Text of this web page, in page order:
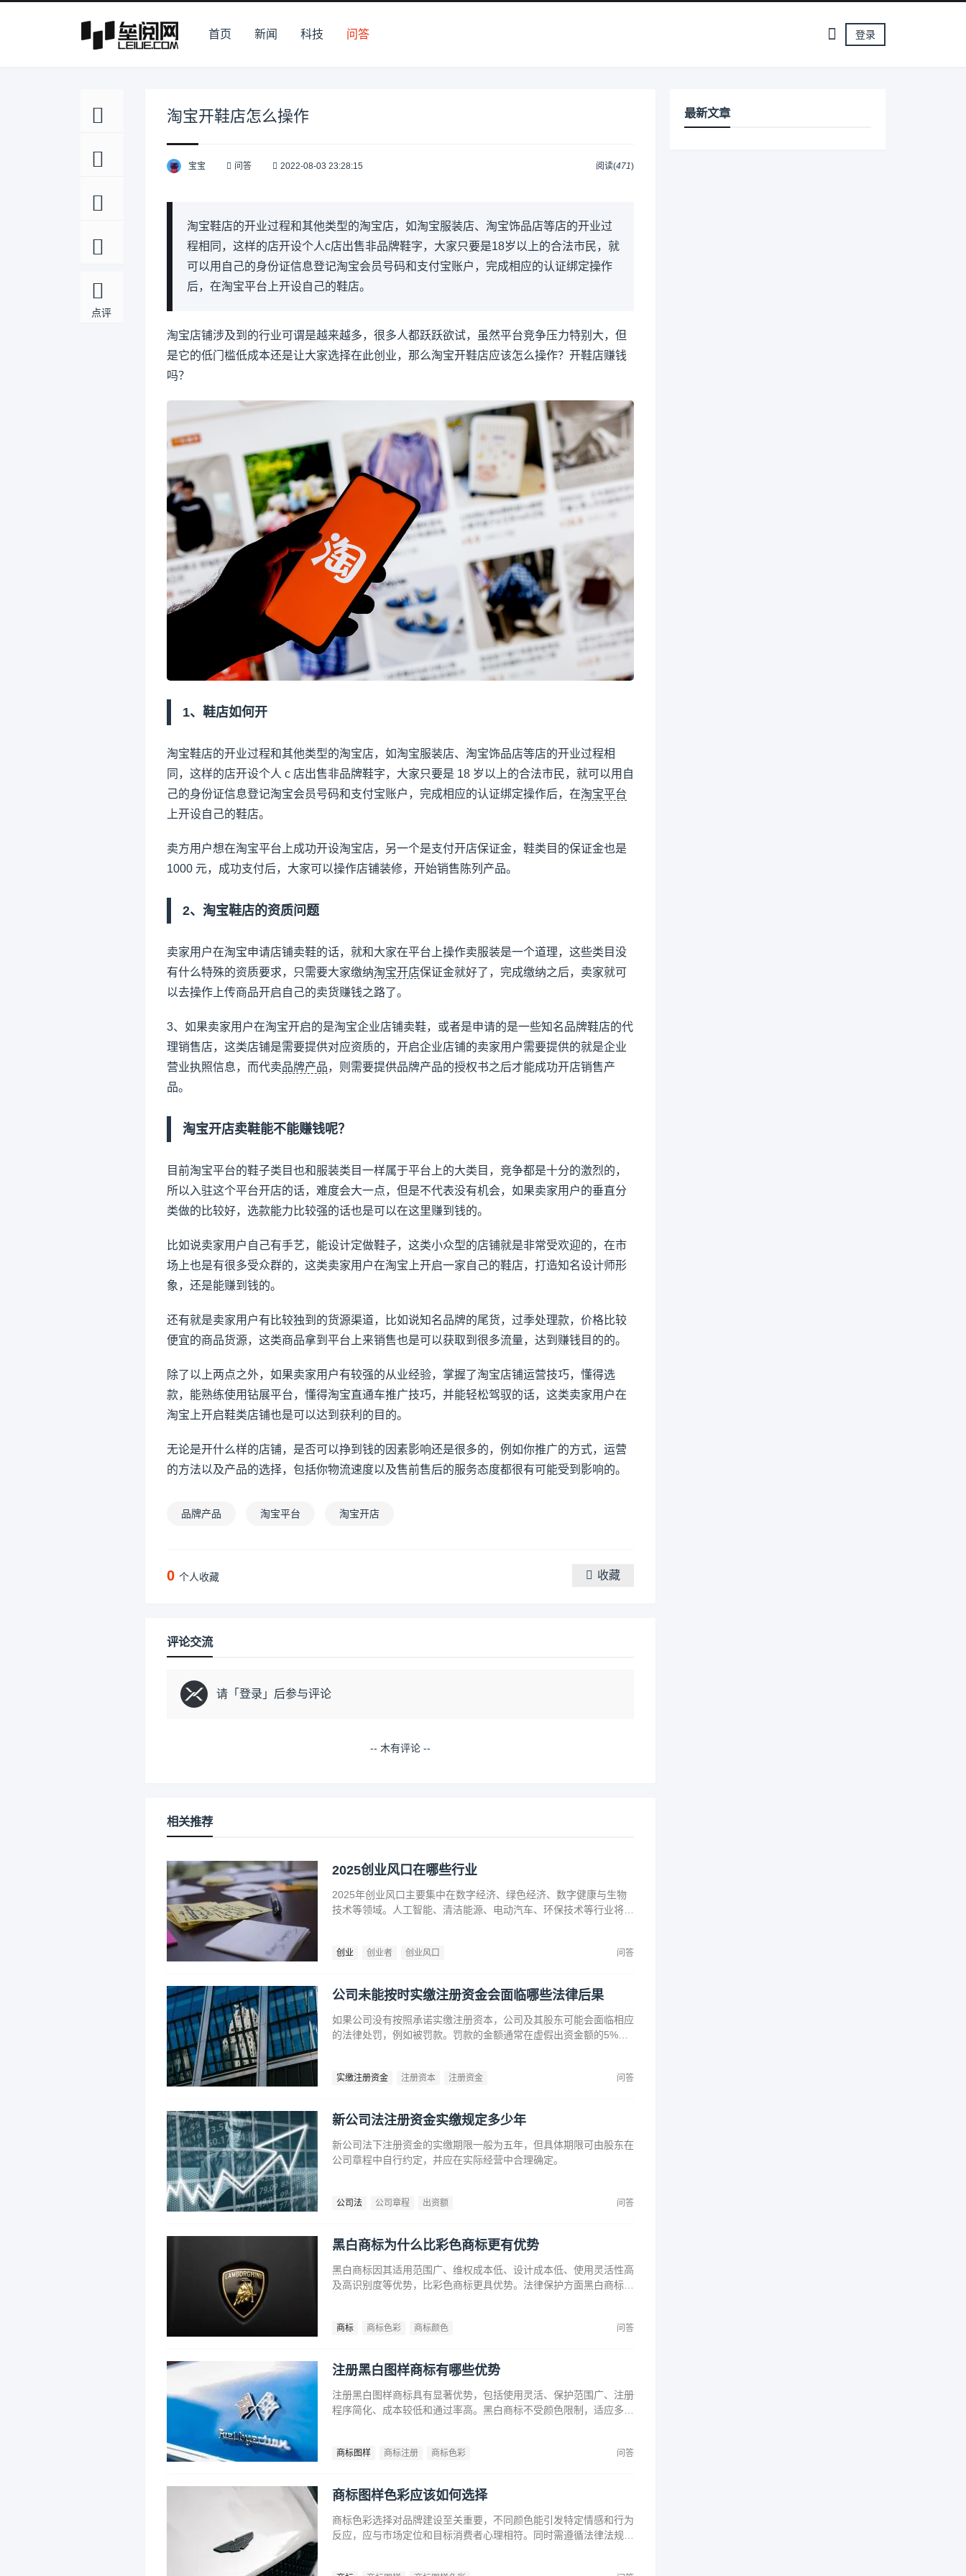
首页 新闻 科技 问答 登录
点评
淘宝开鞋店怎么操作
宝宝 问答 2022-08-03 23:28:15 阅读(471)
淘宝鞋店的开业过程和其他类型的淘宝店，如淘宝服装店、淘宝饰品店等店的开业过
程相同，这样的店开设个人c店出售非品牌鞋字，大家只要是18岁以上的合法市民，就
可以用自己的身份证信息登记淘宝会员号码和支付宝账户，完成相应的认证绑定操作
后，在淘宝平台上开设自己的鞋店。
淘宝店铺涉及到的行业可谓是越来越多，很多人都跃跃欲试，虽然平台竞争压力特别大，但
是它的低门槛低成本还是让大家选择在此创业，那么淘宝开鞋店应该怎么操作？开鞋店赚钱
吗？
1、鞋店如何开
淘宝鞋店的开业过程和其他类型的淘宝店，如淘宝服装店、淘宝饰品店等店的开业过程相
同，这样的店开设个人 c 店出售非品牌鞋字，大家只要是 18 岁以上的合法市民，就可以用自
己的身份证信息登记淘宝会员号码和支付宝账户，完成相应的认证绑定操作后，在淘宝平台
上开设自己的鞋店。
卖方用户想在淘宝平台上成功开设淘宝店，另一个是支付开店保证金，鞋类目的保证金也是
1000 元，成功支付后，大家可以操作店铺装修，开始销售陈列产品。
2、淘宝鞋店的资质问题
卖家用户在淘宝申请店铺卖鞋的话，就和大家在平台上操作卖服装是一个道理，这些类目没
有什么特殊的资质要求，只需要大家缴纳淘宝开店保证金就好了，完成缴纳之后，卖家就可
以去操作上传商品开启自己的卖货赚钱之路了。
3、如果卖家用户在淘宝开启的是淘宝企业店铺卖鞋，或者是申请的是一些知名品牌鞋店的代
理销售店，这类店铺是需要提供对应资质的，开启企业店铺的卖家用户需要提供的就是企业
营业执照信息，而代卖品牌产品，则需要提供品牌产品的授权书之后才能成功开店销售产
品。
淘宝开店卖鞋能不能赚钱呢？
目前淘宝平台的鞋子类目也和服装类目一样属于平台上的大类目，竞争都是十分的激烈的，
所以入驻这个平台开店的话，难度会大一点，但是不代表没有机会，如果卖家用户的垂直分
类做的比较好，选款能力比较强的话也是可以在这里赚到钱的。
比如说卖家用户自己有手艺，能设计定做鞋子，这类小众型的店铺就是非常受欢迎的，在市
场上也是有很多受众群的，这类卖家用户在淘宝上开启一家自己的鞋店，打造知名设计师形
象，还是能赚到钱的。
还有就是卖家用户有比较独到的货源渠道，比如说知名品牌的尾货，过季处理款，价格比较
便宜的商品货源，这类商品拿到平台上来销售也是可以获取到很多流量，达到赚钱目的的。
除了以上两点之外，如果卖家用户有较强的从业经验，掌握了淘宝店铺运营技巧，懂得选
款，能熟练使用钻展平台，懂得淘宝直通车推广技巧，并能轻松驾驭的话，这类卖家用户在
淘宝上开启鞋类店铺也是可以达到获利的目的。
无论是开什么样的店铺，是否可以挣到钱的因素影响还是很多的，例如你推广的方式，运营
的方法以及产品的选择，包括你物流速度以及售前售后的服务态度都很有可能受到影响的。
品牌产品 淘宝平台 淘宝开店
0 个人收藏 收藏
评论交流
请「 登录 」后参与评论
-- 木有评论 --
相关推荐
2025创业风口在哪些行业
2025年创业风口主要集中在数字经济、绿色经济、数字健康与生物
技术等领域。人工智能、清洁能源、电动汽车、环保技术等行业将迎
住这些前沿趋势，开拓新兴产业，创造商业价值。
创业 创业者 创业风口 问答
公司未能按时实缴注册资金会面临哪些法律后果
如果公司没有按照承诺实缴注册资本，公司及其股东可能会面临相应
的法律处罚，例如被罚款。罚款的金额通常在虚假出资金额的5%到
实缴注册资金 注册资本 注册资金 问答
新公司法注册资金实缴规定多少年
新公司法下注册资金的实缴期限一般为五年，但具体期限可由股东在
公司章程中自行约定，并应在实际经营中合理确定。
公司法 公司章程 出资额 问答
黑白商标为什么比彩色商标更有优势
黑白商标因其适用范围广、维权成本低、设计成本低、使用灵活性高
及高识别度等优势，比彩色商标更具优势。法律保护方面黑白商标更
商标 商标色彩 商标颜色 问答
注册黑白图样商标有哪些优势
注册黑白图样商标具有显著优势，包括使用灵活、保护范围广、注册
程序简化、成本较低和通过率高。黑白商标不受颜色限制，适应多样
商标图样 商标注册 商标色彩 问答
商标图样色彩应该如何选择
商标色彩选择对品牌建设至关重要，不同颜色能引发特定情感和行为
反应，应与市场定位和目标消费者心理相符。同时需遵循法律法规确
最新文章